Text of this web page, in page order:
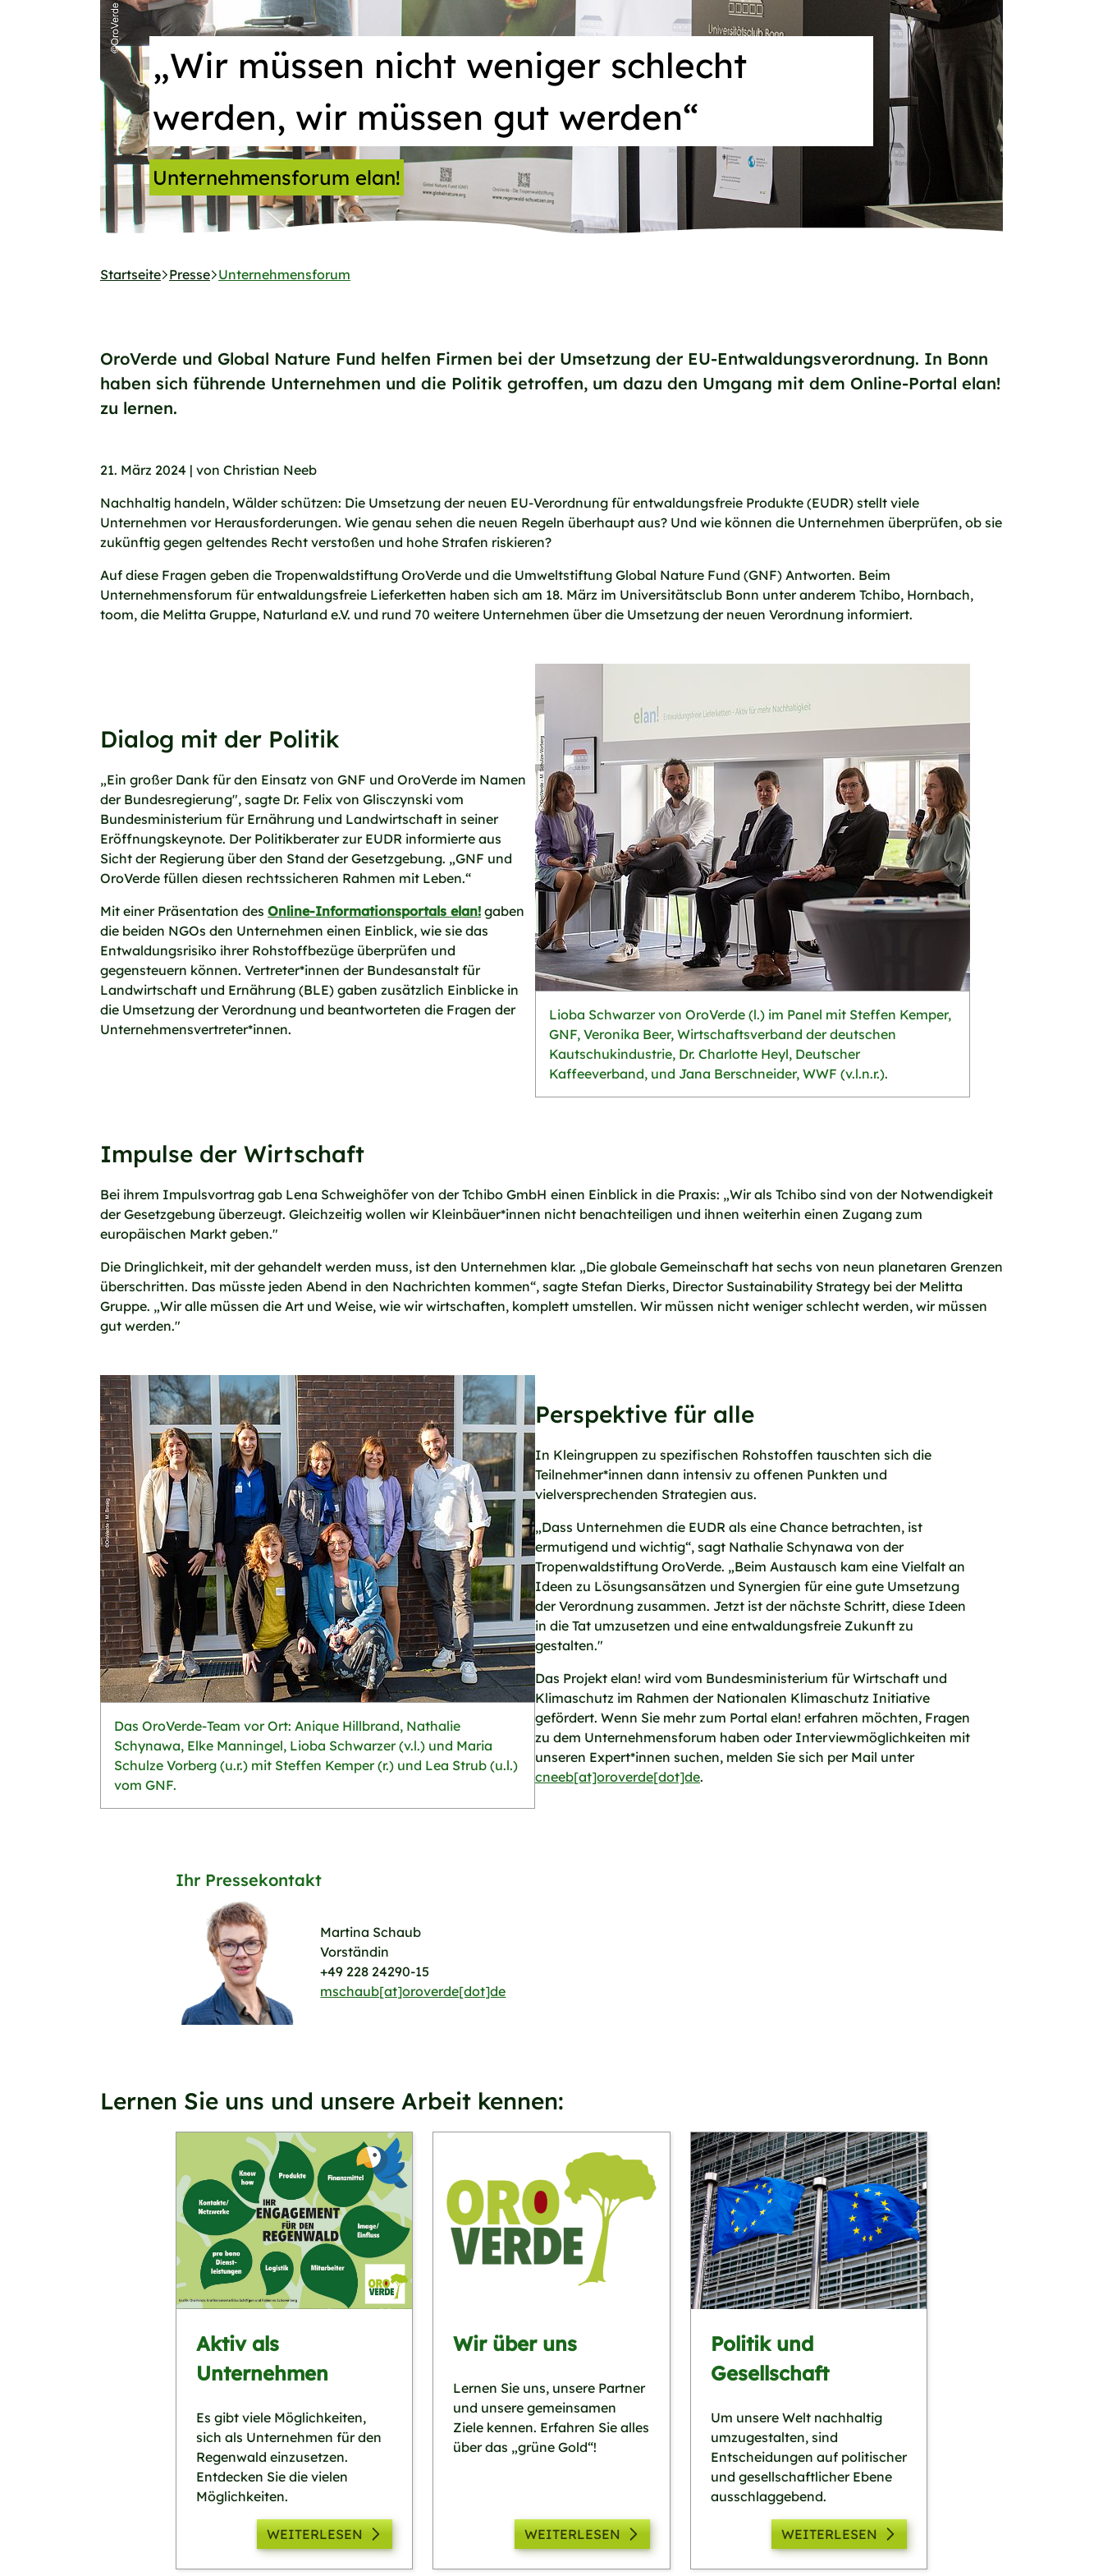
„Wir müssen nicht weniger schlecht
werden, wir müssen gut werden“
Unternehmensforum elan!
Startseite Presse Unternehmensforum
OroVerde und Global Nature Fund helfen Firmen bei der Umsetzung der EU-Entwaldungsverordnung. In Bonn
haben sich führende Unternehmen und die Politik getroffen, um dazu den Umgang mit dem Online-Portal elan!
zu lernen.
21. März 2024 | von Christian Neeb
Nachhaltig handeln, Wälder schützen: Die Umsetzung der neuen EU-Verordnung für entwaldungsfreie Produkte (EUDR) stellt viele
Unternehmen vor Herausforderungen. Wie genau sehen die neuen Regeln überhaupt aus? Und wie können die Unternehmen überprüfen, ob sie
zukünftig gegen geltendes Recht verstoßen und hohe Strafen riskieren?
Auf diese Fragen geben die Tropenwaldstiftung OroVerde und die Umweltstiftung Global Nature Fund (GNF) Antworten. Beim
Unternehmensforum für entwaldungsfreie Lieferketten haben sich am 18. März im Universitätsclub Bonn unter anderem Tchibo, Hornbach,
toom, die Melitta Gruppe, Naturland e.V. und rund 70 weitere Unternehmen über die Umsetzung der neuen Verordnung informiert.
Lioba Schwarzer von OroVerde (l.) im Panel mit Steffen Kemper,
GNF, Veronika Beer, Wirtschaftsverband der deutschen
Kautschukindustrie, Dr. Charlotte Heyl, Deutscher
Kaffeeverband, und Jana Berschneider, WWF (v.l.n.r.).
Dialog mit der Politik
„Ein großer Dank für den Einsatz von GNF und OroVerde im Namen
der Bundesregierung", sagte Dr. Felix von Glisczynski vom
Bundesministerium für Ernährung und Landwirtschaft in seiner
Eröffnungskeynote. Der Politikberater zur EUDR informierte aus
Sicht der Regierung über den Stand der Gesetzgebung. „GNF und
OroVerde füllen diesen rechtssicheren Rahmen mit Leben.“
Mit einer Präsentation des Online-Informationsportals elan! gaben
die beiden NGOs den Unternehmen einen Einblick, wie sie das
Entwaldungsrisiko ihrer Rohstoffbezüge überprüfen und
gegensteuern können. Vertreter*innen der Bundesanstalt für
Landwirtschaft und Ernährung (BLE) gaben zusätzlich Einblicke in
die Umsetzung der Verordnung und beantworteten die Fragen der
Unternehmensvertreter*innen.
Impulse der Wirtschaft
Bei ihrem Impulsvortrag gab Lena Schweighöfer von der Tchibo GmbH einen Einblick in die Praxis: „Wir als Tchibo sind von der Notwendigkeit
der Gesetzgebung überzeugt. Gleichzeitig wollen wir Kleinbäuer*innen nicht benachteiligen und ihnen weiterhin einen Zugang zum
europäischen Markt geben."
Die Dringlichkeit, mit der gehandelt werden muss, ist den Unternehmen klar. „Die globale Gemeinschaft hat sechs von neun planetaren Grenzen
überschritten. Das müsste jeden Abend in den Nachrichten kommen“, sagte Stefan Dierks, Director Sustainability Strategy bei der Melitta
Gruppe. „Wir alle müssen die Art und Weise, wie wir wirtschaften, komplett umstellen. Wir müssen nicht weniger schlecht werden, wir müssen
gut werden."
Das OroVerde-Team vor Ort: Anique Hillbrand, Nathalie
Schynawa, Elke Manningel, Lioba Schwarzer (v.l.) und Maria
Schulze Vorberg (u.r.) mit Steffen Kemper (r.) und Lea Strub (u.l.)
vom GNF.
Perspektive für alle
In Kleingruppen zu spezifischen Rohstoffen tauschten sich die
Teilnehmer*innen dann intensiv zu offenen Punkten und
vielversprechenden Strategien aus.
„Dass Unternehmen die EUDR als eine Chance betrachten, ist
ermutigend und wichtig“, sagt Nathalie Schynawa von der
Tropenwaldstiftung OroVerde. „Beim Austausch kam eine Vielfalt an
Ideen zu Lösungsansätzen und Synergien für eine gute Umsetzung
der Verordnung zusammen. Jetzt ist der nächste Schritt, diese Ideen
in die Tat umzusetzen und eine entwaldungsfreie Zukunft zu
gestalten."
Das Projekt elan! wird vom Bundesministerium für Wirtschaft und
Klimaschutz im Rahmen der Nationalen Klimaschutz Initiative
gefördert. Wenn Sie mehr zum Portal elan! erfahren möchten, Fragen
zu dem Unternehmensforum haben oder Interviewmöglichkeiten mit
unseren Expert*innen suchen, melden Sie sich per Mail unter
cneeb[at]oroverde[dot]de.
Ihr Pressekontakt
Martina Schaub
Vorständin
+49 228 24290-15
mschaub[at]oroverde[dot]de
Lernen Sie uns und unsere Arbeit kennen:
Aktiv als
Unternehmen
Es gibt viele Möglichkeiten,
sich als Unternehmen für den
Regenwald einzusetzen.
Entdecken Sie die vielen
Möglichkeiten.
WEITERLESEN
Wir über uns
Lernen Sie uns, unsere Partner
und unsere gemeinsamen
Ziele kennen. Erfahren Sie alles
über das „grüne Gold“!
WEITERLESEN
Politik und
Gesellschaft
Um unsere Welt nachhaltig
umzugestalten, sind
Entscheidungen auf politischer
und gesellschaftlicher Ebene
ausschlaggebend.
WEITERLESEN